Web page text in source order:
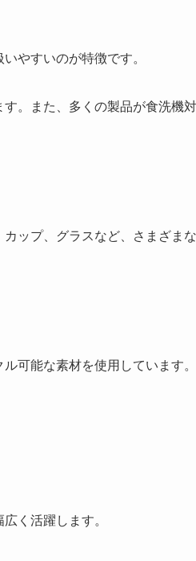
やすいのが特徴です。
。また、多くの製品が食洗機
ップ、グラスなど、さまざま
可能な素材を使用しています。
く活躍します。